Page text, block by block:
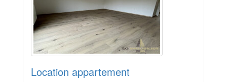
Location appartement